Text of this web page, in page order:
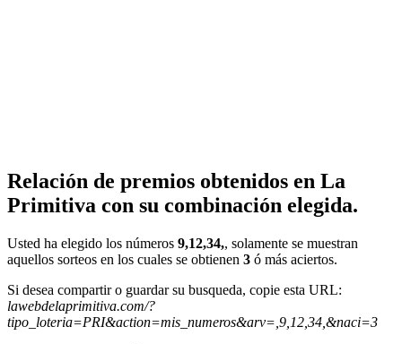
Relación de premios obtenidos en La
Primitiva con su combinación elegida.
Usted ha elegido los números 9,12,34,, solamente se muestran
aquellos sorteos en los cuales se obtienen 3 ó más aciertos.
Si desea compartir o guardar su busqueda, copie esta URL:
lawebdelaprimitiva.com/?
tipo_loteria=PRI&action=mis_numeros&arv=,9,12,34,&naci=3